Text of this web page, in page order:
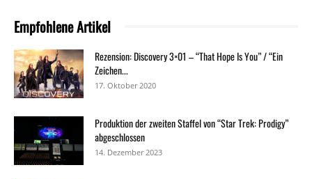
Empfohlene Artikel
Rezension: Discovery 3×01 – “That Hope Is You” / “Ein
Zeichen...
17. Oktober 2020
Produktion der zweiten Staffel von “Star Trek: Prodigy”
abgeschlossen
14. Dezember 2023